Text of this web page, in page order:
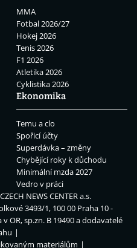
MMA
Fotbal 2026/27
Hokej 2026
Tenis 2026
F1 2026
Atletika 2026
Cyklistika 2026
Ekonomika
Temu a clo
Spořicí účty
Superdávka – změny
Chybějící roky k důchodu
Minimální mzda 2027
Vedro v práci
CZECH NEWS CENTER a.s.
3493/1, 100 00 Praha 10 -
OR, sp.zn. B 19490 a dodavatelé
materiálům